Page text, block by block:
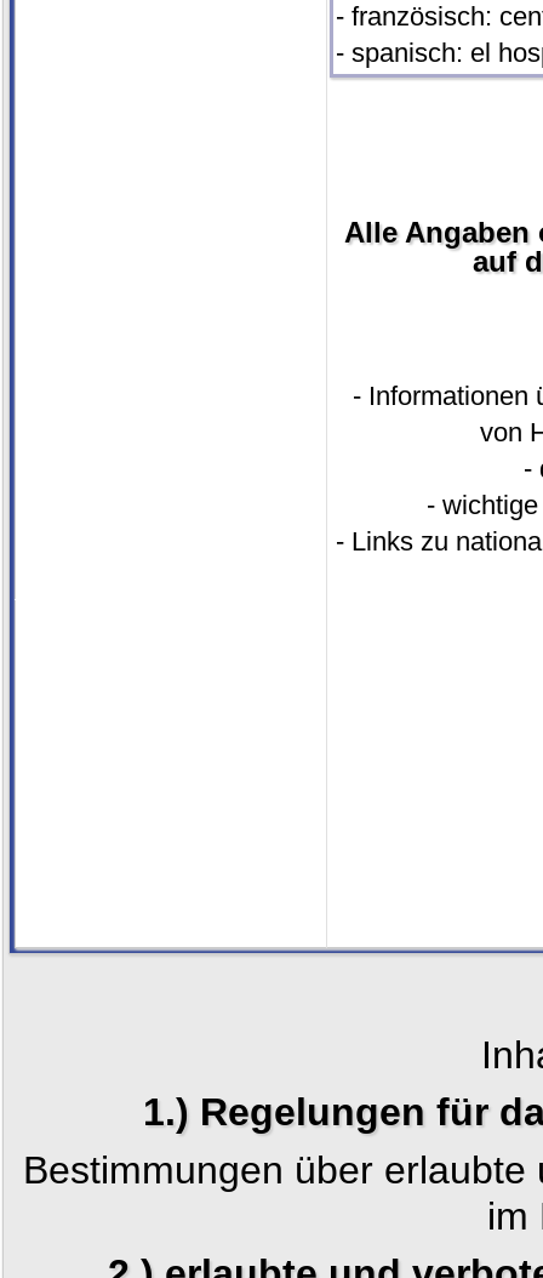
- französisch:
- spanisch: el
Alle Angaben
auf
- Informationen
von
-
-
- Links zu
1.) Regelungen für
Bestimmungen über
im